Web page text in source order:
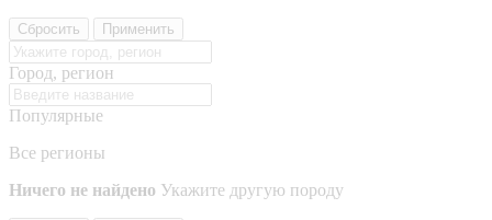
Сбросить Применить
Город, регион
Популярные
Все регионы
Ничего не найдено Укажите другую породу